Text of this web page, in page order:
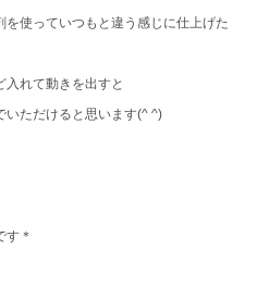
使っていつもと違う感じに仕上げた
れて動きを出すと
いただけると思います(^ ^)
＊